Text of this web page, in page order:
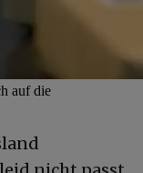
auf die